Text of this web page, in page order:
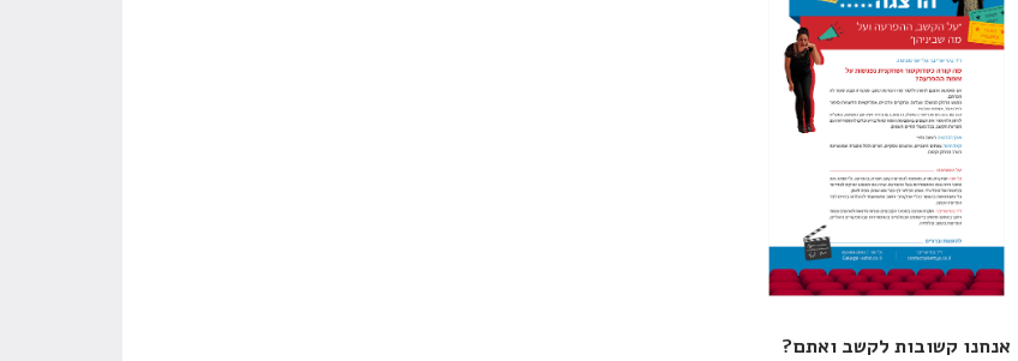
אנחנו קשובות לקשב ואתם?